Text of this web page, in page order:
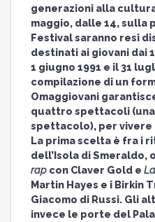
generazioni alla
maggio, dalle 14, sulla
Festival saranno resi
destinati ai giovani dai
1 giugno 1991 e il 31
compilazione di un
Omaggiovani
quattro spettacoli
spettacolo), per vivere
La prima scelta è fra i
dell’Isola di Smeraldo,
rapcon Claver Gold e
Martin Hayes e i Birkin
Giacomo di Russi. Gli
invece le porte del